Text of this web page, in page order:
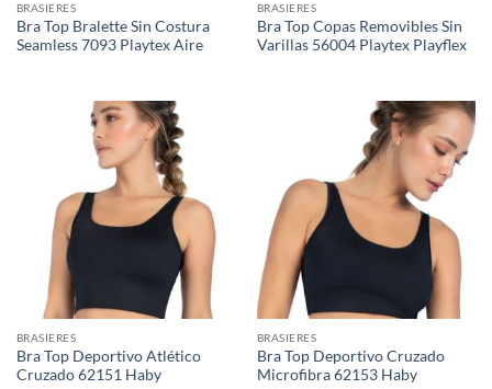
BRASIERES
Bra Top Bralette Sin Costura
Seamless 7093 Playtex Aire
BRASIERES
Bra Top Copas Removibles Sin
Varillas 56004 Playtex Playflex
BRASIERES
Bra Top Deportivo Atlético
Cruzado 62151 Haby
BRASIERES
Bra Top Deportivo Cruzado
Microfibra 62153 Haby